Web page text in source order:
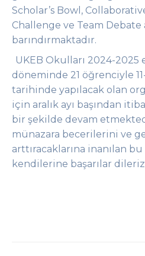
Scholar’s Bowl,
Challenge ve Team Debate
barındırmaktadır.
UKEB Okulları 2024-
döneminde 21 öğrenciyle
tarihinde yapılacak olan
için aralık ayı başından
bir şekilde devam
münazara becerilerini ve
arttıracaklarına inanılan
kendilerine başarılar